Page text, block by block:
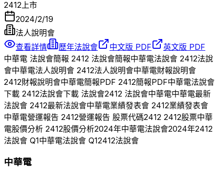
2412 上市
2024/2/19
法人說明會
查看詳情
歷年法說會 中文版 PDF
英文版 PDF
中華電 法說會簡報 2412 法說會簡報中華電法說會 2412法說
會中華電法人說明會 2412法人說明會中華電財報說明會
2412財報說明會中華電簡報PDF 2412簡報PDF中華電法說會
下載 2412法說會下載 法說會2412 法說會中華電中華電最新
法說會 2412最新法說會中華電業績發表會 2412業績發表會
中華電營運報告 2412營運報告 股票代碼2412 2412股票中華
電股價分析 2412股價分析2024年中華電法說會2024年2412
法說會 Q1中華電法說會 Q12412法說會
中華電